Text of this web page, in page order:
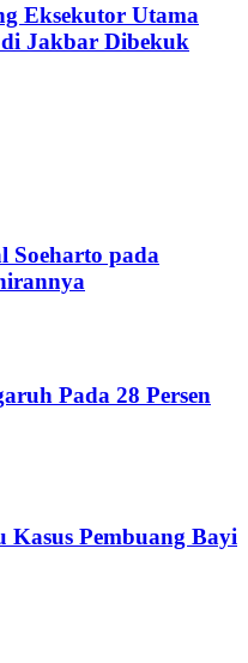
Eksekutor Utama
Jakbar Dibekuk
Soeharto pada
Pada 28 Persen
Kasus Pembuang Bayi